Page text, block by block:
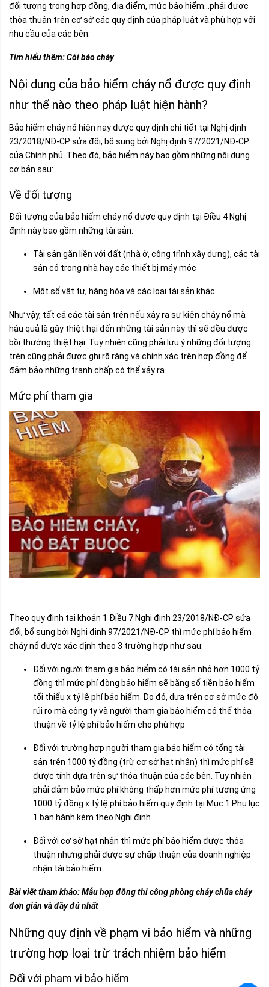
đối tượng trong hợp đồng, địa điểm, mức bảo hiểm…phải được
thỏa thuận trên cơ sở các quy định của pháp luật và phù hợp với
nhu cầu của các bên.
Tìm hiểu thêm:Còi báo cháy
Nội dung của bảo hiểm cháy nổ được quy định
như thế nào theo pháp luật hiện hành?
Bảo hiểm cháy nổ hiện nay được quy định chi tiết tại Nghị định
23/2018/NĐ-CP sửa đổi, bổ sung bởi Nghị định 97/2021/NĐ-CP
của Chính phủ. Theo đó, bảo hiểm này bao gồm những nội dung
cơ bản sau:
Về đối tượng
Đối tượng của bảo hiểm cháy nổ được quy định tại Điều 4 Nghị
định này bao gồm những tài sản:
Tài sản gắn liền với đất (nhà ở, công trình xây dựng), các tài
sản có trong nhà hay các thiết bị máy móc
Một số vật tư, hàng hóa và các loại tài sản khác
Như vậy, tất cả các tài sản trên nếu xảy ra sự kiện cháy nổ mà
hậu quả là gây thiệt hại đến những tài sản này thì sẽ đều được
bồi thường thiệt hại. Tuy nhiên cũng phải lưu ý những đối tượng
trên cũng phải được ghi rõ ràng và chính xác trên hợp đồng để
đảm bảo những tranh chấp có thể xảy ra.
Mức phí tham gia
Theo quy định tại khoản 1 Điều 7 Nghị định 23/2018/NĐ-CP sửa
đổi, bổ sung bởi Nghị định 97/2021/NĐ-CP thì mức phí bảo hiểm
cháy nổ được xác định theo 3 trường hợp như sau:
Đối với người tham gia bảo hiểm có tài sản nhỏ hơn 1000 tỷ
đồng thì mức phí đòng bảo hiểm sẽ bằng số tiền bảo hiểm
tối thiểu x tỷ lệ phí bảo hiểm. Do đó, dựa trên cơ sở mức độ
rủi ro mà công ty và người tham gia bảo hiểm có thể thỏa
thuận về tỷ lệ phí bảo hiểm cho phù hợp
Đối với trường hợp người tham gia bảo hiểm có tổng tài
sản trên 1000 tỷ đồng (trừ cơ sở hạt nhân) thì mức phí sẽ
được tính dựa trên sự thỏa thuận của các bên. Tuy nhiên
phải đảm bảo mức phí không thấp hơn mức phí tương ứng
1000 tỷ đồng x tỷ lệ phí bảo hiểm quy định tại Mục 1 Phụ lục
1 ban hành kèm theo Nghị định
Đối với cơ sở hạt nhân thì mức phí bảo hiểm được thỏa
thuận nhưng phải được sự chấp thuận của doanh nghiệp
nhận tái bảo hiểm
Bài viết tham khảo:Mẫu hợp đồng thi công phòng cháy chữa cháy
đơn giản và đầy đủ nhất
Những quy định về phạm vi bảo hiểm và những
trường hợp loại trừ trách nhiệm bảo hiểm
Đối với phạm vi bảo hiểm